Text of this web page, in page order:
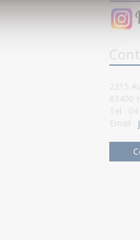
2315
83400
Tel :
Email :